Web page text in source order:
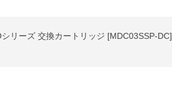
リーズ 交換カートリッジ [MDC03SSP-DC]